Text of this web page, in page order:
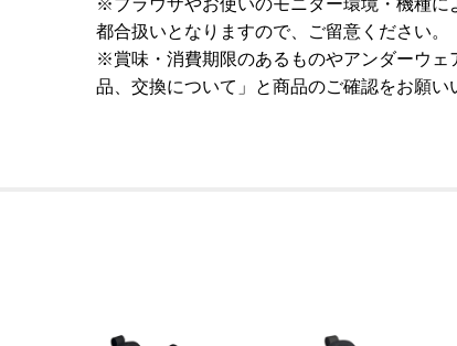
都合扱いとなりますので、ご留意ください。
※賞味・消費期限のあるものやアンダーウェ
品、交換について」と商品のご確認をお願い